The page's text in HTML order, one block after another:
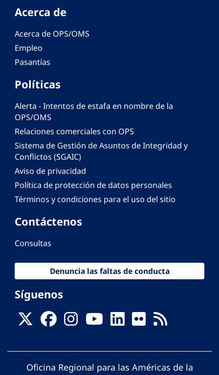
Acerca de
Acerca de OPS/OMS
Empleo
Pasantías
Políticas
Alerta - Intentos de estafa en nombre de la
OPS/OMS
Relaciones comerciales con OPS
Sistema de Gestión de Asuntos de Integridad y
Conflictos (SGAIC)
Aviso de privacidad
Política de protección de datos personales
Términos y condiciones para el uso del sitio
Contáctenos
Consultas
Denuncia las faltas de conducta
Síguenos
Oficina Regional para las Américas de la